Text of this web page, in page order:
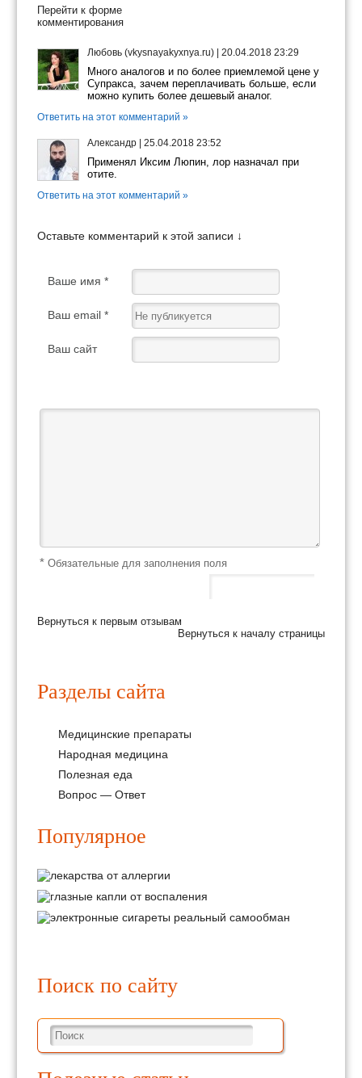
Перейти к форме
комментирования
Любовь (vkysnayakyxnya.ru) 20.04.2018 23:29
Много аналогов и по более приемлемой цене у
Супракса, зачем переплачивать больше, если
можно купить более дешевый аналог.
Ответить на этот комментарий »
Александр 25.04.2018 23:52
Применял Иксим Люпин, лор назначал при
отите.
Ответить на этот комментарий »
Оставьте комментарий к этой записи ↓
Ваше имя *
Ваш email *
Ваш сайт
* Обязательные для заполнения поля
Вернуться к первым отзывам
Вернуться к началу страницы
Разделы сайта
Медицинские препараты
Народная медицина
Полезная еда
Вопрос — Ответ
Популярное
Поиск по сайту